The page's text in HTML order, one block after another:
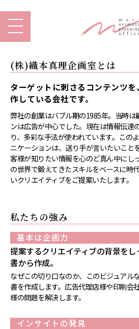
(株)織本真理企画室とは
ターゲットに刺さるコンテンツ
作している会社です。
弊社の創業はバブル期の1985年。当時は
ンは広告が中心でした。現在は情報伝達
り、多彩な手法が使われています。この
ニケーションは、送り手が言いたいこと
客様が知りたい情報を心のど真ん中にし
の世界で鍛えてきたスキルをベースに時
いクリエイティブをご提案いたします。
私たちの強み
基本は企画力
提案するクリエイティブの背景を
書から作成。
なぜこの切り口なのか、このビジュアル
書を作成します。広告代理店様や印刷会
様の問題を解決します。
インサイトの発見